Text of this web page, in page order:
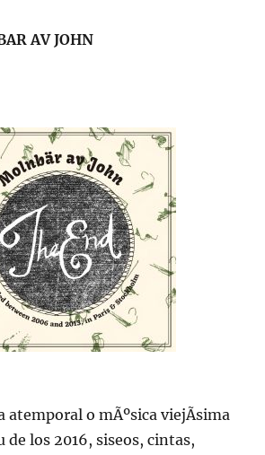
AV JOHN
atemporal o mÃºsica viejÃ­sima
de los 2016, siseos, cintas,